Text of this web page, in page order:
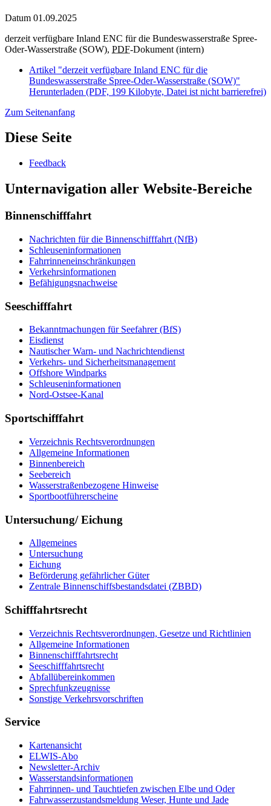
Datum 01.09.2025
derzeit verfügbare Inland ENC für die Bundeswasserstraße Spree-
Oder-Wasserstraße (SOW), PDF-Dokument (intern)
Artikel "derzeit verfügbare Inland ENC für die
Bundeswasserstraße Spree-Oder-Wasserstraße (SOW)"
Herunterladen (PDF, 199 Kilobyte, Datei ist nicht barrierefrei)
Zum Seitenanfang
Diese Seite
Feedback
Unternavigation aller Website-Bereiche
Binnenschifffahrt
Nachrichten für die Binnenschifffahrt (NfB)
Schleuseninformationen
Fahrrinneneinschränkungen
Verkehrsinformationen
Befähigungsnachweise
Seeschifffahrt
Bekanntmachungen für Seefahrer (BfS)
Eisdienst
Nautischer Warn- und Nachrichtendienst
Verkehrs- und Sicherheitsmanagement
Offshore Windparks
Schleuseninformationen
Nord-Ostsee-Kanal
Sportschifffahrt
Verzeichnis Rechtsverordnungen
Allgemeine Informationen
Binnenbereich
Seebereich
Wasserstraßenbezogene Hinweise
Sportbootführerscheine
Untersuchung/ Eichung
Allgemeines
Untersuchung
Eichung
Beförderung gefährlicher Güter
Zentrale Binnenschiffsbestandsdatei (ZBBD)
Schifffahrtsrecht
Verzeichnis Rechtsverordnungen, Gesetze und Richtlinien
Allgemeine Informationen
Binnenschifffahrtsrecht
Seeschifffahrtsrecht
Abfallübereinkommen
Sprechfunkzeugnisse
Sonstige Verkehrsvorschriften
Service
Kartenansicht
ELWIS-Abo
Newsletter-Archiv
Wasserstandsinformationen
Fahrrinnen- und Tauchtiefen zwischen Elbe und Oder
Fahrwasserzustandsmeldung Weser, Hunte und Jade